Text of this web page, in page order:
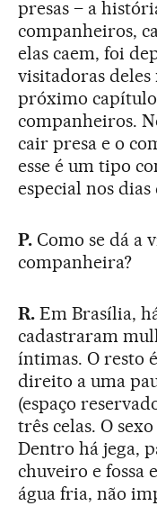
presas – a
companheiros,
elas caem, foi
visitadoras
próximo capítulo
companheiros.
cair presa e o
esse é um tipo
especial nos dias
P. Como se dá a
companheira?
R. Em Brasília,
cadastraram
íntimas. O resto
direito a uma
(espaço
três celas. O
Dentro há jega,
chuveiro e fossa
água fria, não